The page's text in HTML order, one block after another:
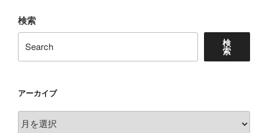
検索
検
索
アーカイブ